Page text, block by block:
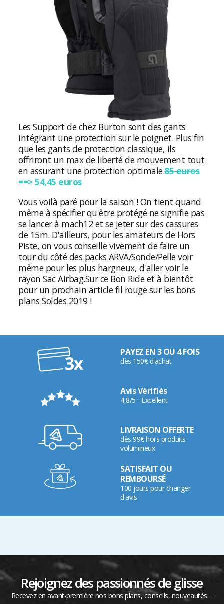
Les Support de chez Burton sont des gants
intégrant une protection sur le poignet. Plus fin
que les gants de protection classique, ils
offriront un max de liberté de mouvement tout
en assurant une protection optimale.85 euros
==> 54,45 euros
Vous voilà paré pour la saison ! On tient quand
même à spécifier qu'être protégé ne signifie pas
se lancer à mach12 et se jeter sur des cassures
de 15m. D'ailleurs, pour les amateurs de Hors
Piste, on vous conseille vivement de faire un
tour du côté des packs ARVA/Sonde/Pelle voir
même pour les plus hargneux, d'aller voir le
rayon Sac Airbag.Sur ce Bon Ride et à bientôt
pour un prochain article fil rouge sur les bons
plans Soldes 2019 !
PAYEZ EN 3 OU 4 FOIS
dès 150€ d'achat
Avis Vérifiés
4,8/5 - Excellent
LIVRAISON OFFERTE
dès 99€ hors produits
volumineux
SATISFAIT OU
REMBOURSÉ
100 jours pour changer
d'avis
Rejoignez des passionnés de glisse
Recevez en avant-première nos bons plans, conseils, nouveautés…